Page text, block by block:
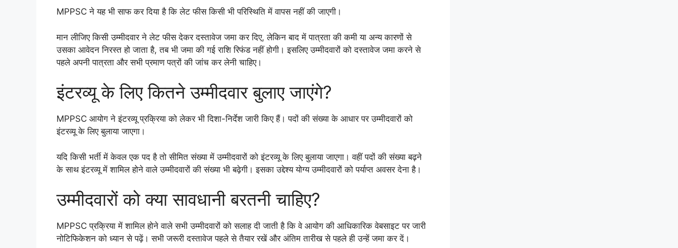
MPPSC ने यह भी साफ कर दिया है कि लेट फीस किसी भी परिस्थिति में वापस नहीं की जाएगी।
मान लीजिए किसी उम्मीदवार ने लेट फीस देकर दस्तावेज जमा कर दिए, लेकिन बाद में पात्रता की कमी या अन्य कारणों से
उसका आवेदन निरस्त हो जाता है, तब भी जमा की गई राशि रिफंड नहीं होगी। इसलिए उम्मीदवारों को दस्तावेज जमा करने से
पहले अपनी पात्रता और सभी प्रमाण पत्रों की जांच कर लेनी चाहिए।
इंटरव्यू के लिए कितने उम्मीदवार बुलाए जाएंगे?
MPPSC आयोग ने इंटरव्यू प्रक्रिया को लेकर भी दिशा-निर्देश जारी किए हैं। पदों की संख्या के आधार पर उम्मीदवारों को
इंटरव्यू के लिए बुलाया जाएगा।
यदि किसी भर्ती में केवल एक पद है तो सीमित संख्या में उम्मीदवारों को इंटरव्यू के लिए बुलाया जाएगा। वहीं पदों की संख्या बढ़ने
के साथ इंटरव्यू में शामिल होने वाले उम्मीदवारों की संख्या भी बढ़ेगी। इसका उद्देश्य योग्य उम्मीदवारों को पर्याप्त अवसर देना है।
उम्मीदवारों को क्या सावधानी बरतनी चाहिए?
MPPSC प्रक्रिया में शामिल होने वाले सभी उम्मीदवारों को सलाह दी जाती है कि वे आयोग की आधिकारिक वेबसाइट पर जारी
नोटिफिकेशन को ध्यान से पढ़ें। सभी जरूरी दस्तावेज पहले से तैयार रखें और अंतिम तारीख से पहले ही उन्हें जमा कर दें।